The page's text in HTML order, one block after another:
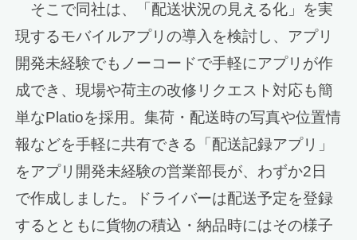
そこで同社は、「配送状況の見える化」を実
現するモバイルアプリの導入を検討し、アプリ
開発未経験でもノーコードで手軽にアプリが作
成でき、現場や荷主の改修リクエスト対応も簡
単なPlatioを採用。集荷・配送時の写真や位置情
報などを手軽に共有できる「配送記録アプリ」
をアプリ開発未経験の営業部長が、わずか2日
で作成しました。ドライバーは配送予定を登録
するとともに貨物の積込・納品時にはその様子